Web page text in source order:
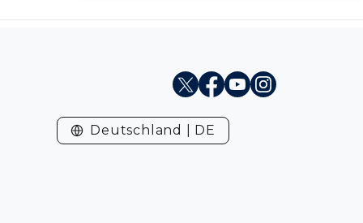
X Facebook
YoutubeInstagram
Deutschland | DE